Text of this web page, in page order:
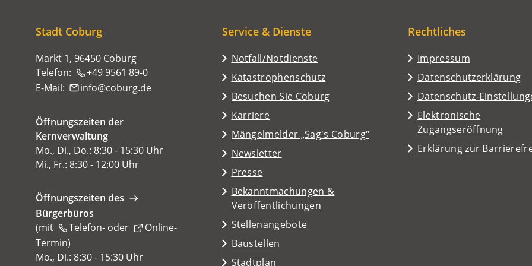
hier:
Stadt Coburg
Markt 1, 96450 Coburg
Telefon:
+49 9561 89-0
E-Mail:
info coburg de
Öffnungszeiten der
Kernverwaltung
Mo., Di., Do.: 8:30 - 15:30 Uhr
Mi., Fr.: 8:30 - 12:00 Uhr
Öffnungszeiten des
Bürgerbüros
(mit
Telefon- oder
Online-
Termin
(Öffnet
in
)
Mo., Di.: 8:30 - 15:30 Uhr
Service & Dienste
Notfall/Notdienste
Katastrophenschutz
Besuchen Sie Coburg
(Öffnet
in
neuen
Tab)
Karriere
Mängelmelder „Sag's Coburg“
(Öffnet
in
neuen
Tab)
Newsletter
Presse
Bekanntmachungen &
Veröffentlichungen
Stellenangebote
Baustellen
Stadtplan
(Öffnet
Rechtliches
Impressum
Datenschutzerklärung
Datenschutz-
Elektronische
Zugangseröffnung
Erklärung zur